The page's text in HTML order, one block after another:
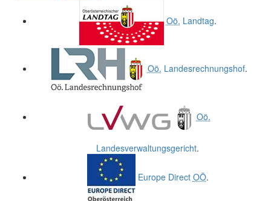
Oö. Landtag.
Oö. Landesrechnungshof.
Oö.
Landesverwaltungsgericht.
Europe Direct OÖ.